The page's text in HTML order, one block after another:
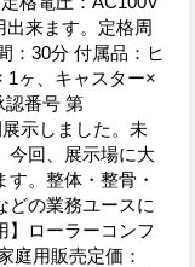
来ます。定格周
：30分 付属品：ヒ
1ヶ、キャスター×
認番号 第
示しました。未
今回、展示場に大
。整体・整骨・
どの業務ユースに
】ローラーコンフ
庭用販売定価：